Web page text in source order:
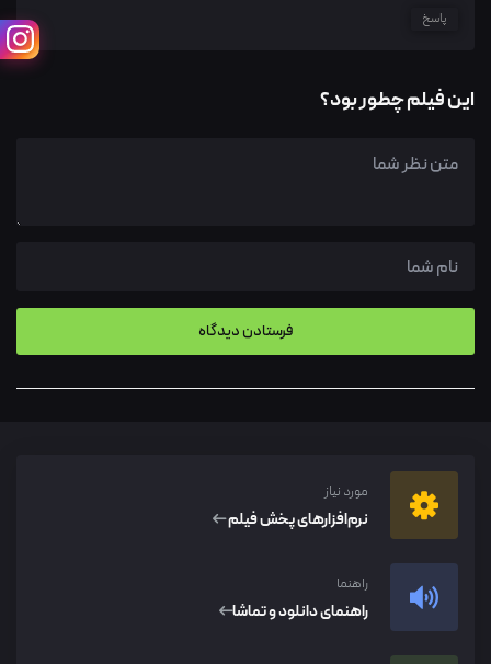
پاسخ
این فیلم چطور بود؟
مورد نیاز
نرم‌افزار‌های پخش فیلم
راهنما
راهنمای دانلود و تماشا